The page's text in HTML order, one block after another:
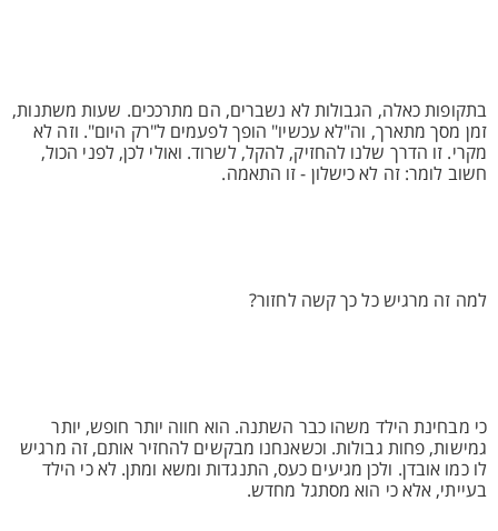
בתקופות כאלה, הגבולות לא נשברים, הם מתרככים. שעות משתנות,
זמן מסך מתארך, וה"לא עכשיו" הופך לפעמים ל"רק היום". וזה לא
מקרי. זו הדרך שלנו להחזיק, להקל, לשרוד. ואולי לכן, לפני הכול,
חשוב לומר: זה לא כישלון - זו התאמה.
למה זה מרגיש כל כך קשה לחזור?
כי מבחינת הילד משהו כבר השתנה. הוא חווה יותר חופש, יותר
גמישות, פחות גבולות. וכשאנחנו מבקשים להחזיר אותם, זה מרגיש
לו כמו אובדן. ולכן מגיעים כעס, התנגדות ומשא ומתן. לא כי הילד
בעייתי, אלא כי הוא מסתגל מחדש.